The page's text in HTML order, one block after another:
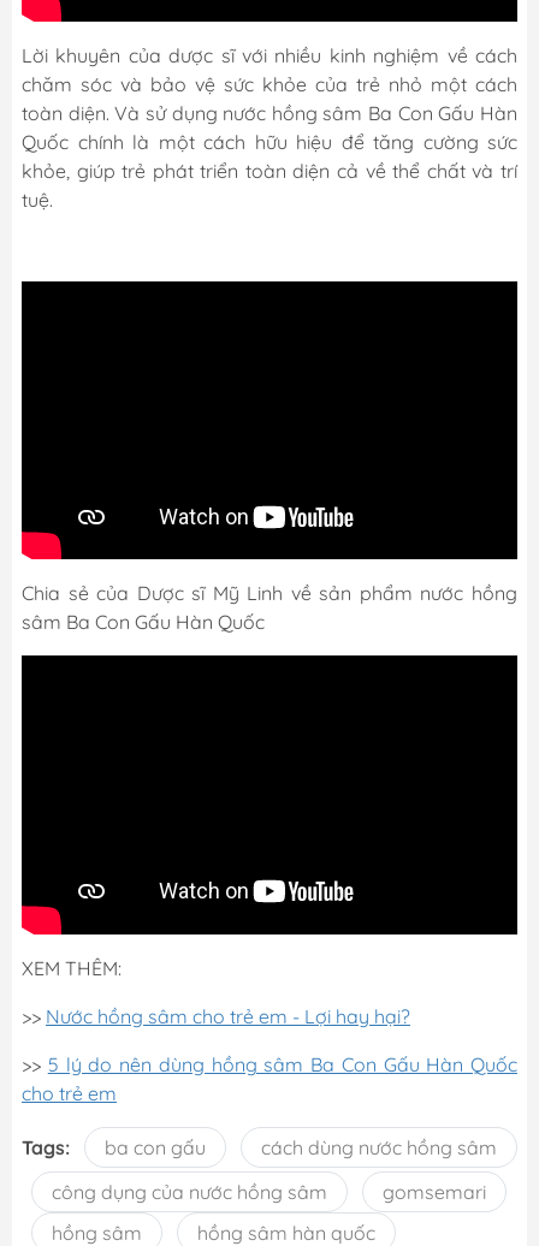
Lời khuyên của dược sĩ với nhiều kinh nghiệm về cách
chăm sóc và bảo vệ sức khỏe của trẻ nhỏ một cách
toàn diện. Và sử dụng nước hồng sâm Ba Con Gấu Hàn
Quốc chính là một cách hữu hiệu để tăng cường sức
khỏe, giúp trẻ phát triển toàn diện cả về thể chất và trí
tuệ.
Chia sẻ của Dược sĩ Mỹ Linh về sản phẩm nước hồng
sâm Ba Con Gấu Hàn Quốc
XEM THÊM:
>> Nước hồng sâm cho trẻ em - Lợi hay hại?
>> 5 lý do nên dùng hồng sâm Ba Con Gấu Hàn Quốc
cho trẻ em
Tags: ba con gấu
cách dùng nước hồng sâm
công dụng của nước hồng sâm
gomsemari
hồng sâm
hồng sâm hàn quốc